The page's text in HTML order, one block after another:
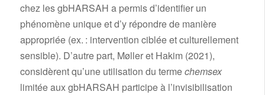
chez les gbHARSAH a permis d’identifier un
phénomène unique et d’y répondre de manière
appropriée (ex. : intervention ciblée et culturellement
sensible). D’autre part, Møller et Hakim (2021),
considèrent qu’une utilisation du termechemsex
limitée aux gbHARSAH participe à l’invisibilisation